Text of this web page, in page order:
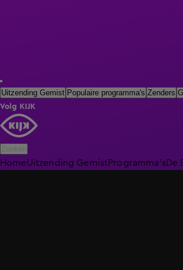
Uitzending Gemist Populaire programma's Zenders
Volg KIJK
HomeUitzending GemistProgramma'sDe